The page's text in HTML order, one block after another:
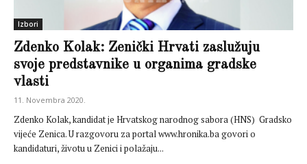
Izbori
Zdenko Kolak: Zenički Hrvati zaslužuju
svoje predstavnike u organima gradske
vlasti
11. Novembra 2020.
Zdenko Kolak, kandidat je Hrvatskog narodnog sabora (HNS) Gradsko
vijeće Zenica. U razgovoru za portal www.hronika.ba govori o
kandidaturi, životu u Zenici i polažaju...